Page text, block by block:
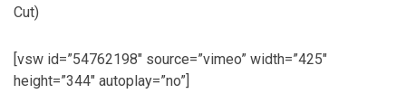
Cut)
[vsw id=”54762198″ source=”vimeo” width=”425″
height=”344″ autoplay=”no”]